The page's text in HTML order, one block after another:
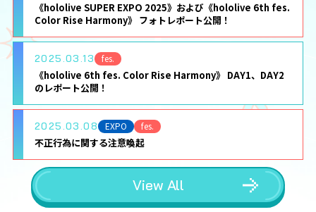
View All
《hololive SUPER EXPO 2025》および《hololive 6th fes.
Color Rise Harmony》 フォトレポート公開！
2025.03.13 fes.
《hololive 6th fes. Color Rise Harmony》 DAY1、DAY2
のレポート公開！
2025.03.08 EXPO fes.
不正行為に関する注意喚起